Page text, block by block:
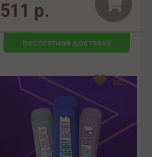
511 р.
Бесплатная доставка